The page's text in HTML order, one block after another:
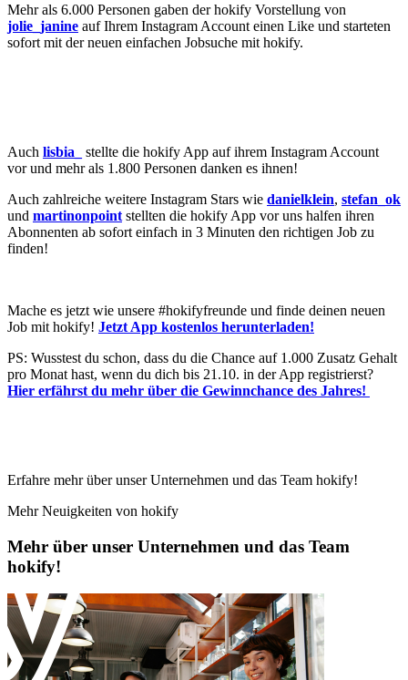
Mehr als 6.000 Personen gaben der hokify Vorstellung von
jolie_janine auf Ihrem Instagram Account einen Like und starteten
sofort mit der neuen einfachen Jobsuche mit hokify.
Auch lisbia_
stellte die hokify App auf ihrem Instagram Account
vor und mehr als 1.800 Personen danken es ihnen!
Auch zahlreiche weitere Instagram Stars wie danielklein, stefan_ok
und martinonpoint stellten die hokify App vor uns halfen ihren
Abonnenten ab sofort einfach in 3 Minuten den richtigen Job zu
finden!
Mache es jetzt wie unsere #hokifyfreunde und finde deinen neuen
Job mit hokify! Jetzt App kostenlos herunterladen!
PS: Wusstest du schon, dass du die Chance auf 1.000 Zusatz Gehalt
pro Monat hast, wenn du dich bis 21.10. in der App registrierst?
Hier erfährst du mehr über die Gewinnchance des Jahres!
Erfahre mehr über unser Unternehmen und das Team hokify!
Mehr Neuigkeiten von hokify
Mehr über unser Unternehmen und das Team
hokify!